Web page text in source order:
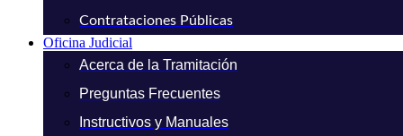
Contrataciones Públicas
Oficina Judicial
Acerca de la Tramitación
Preguntas Frecuentes
Instructivos y Manuales